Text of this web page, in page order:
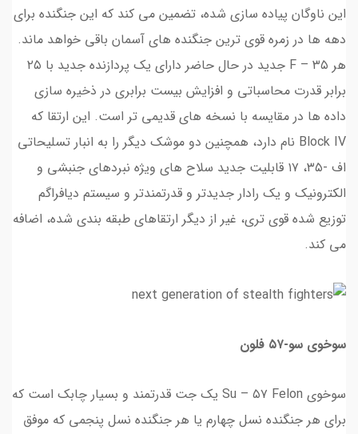
این ناوگان پیاده سازی شده، تضمین می کند که این جنگنده برای
دهه ها در زمره قوی ترین جنگنده های آسمان باقی خواهد ماند.
هر F – ۳۵ جدید در حال حاضر دارای یک پردازنده جدید با ۲۵
برابر قدرت محاسباتی و افزایش بیست برابری در ذخیره سازی
داده ها در مقایسه با نسخه های قدیمی تر است. این ارتقا که
Block IV نام دارد، همچنین دو موشک دیگر را به انبار تسلیحاتی
اف -۳۵، ۱۷ قابلیت جدید سلاح های ویژه نبردهای جنبشی و
الکترونیک و یک رادار جدیدتر و قدرتمندتر و سیستم دیافراگم
توزیع شده قوی تری، غیر از دیگر ارتقاهای طبقه بندی شده، اضافه
می کند.
سوخوی سو-۵۷ فلون
سوخوی Su – ۵۷ Felon یک جت قدرتمند و بسیار چابک است که
برای هر جنگنده نسل چهارم یا هر جنگنده نسل پنجمی که موفق